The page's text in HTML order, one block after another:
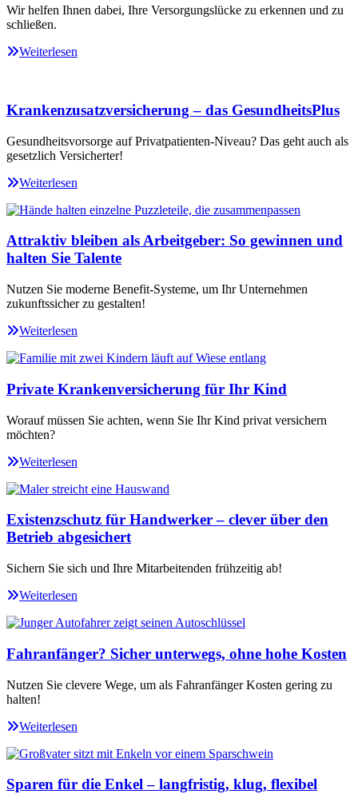
Wir helfen Ihnen dabei, Ihre Versorgungslücke zu erkennen und zu
schließen.
Weiterlesen
Krankenzusatzversicherung – das GesundheitsPlus
Gesundheitsvorsorge auf Privatpatienten-Niveau? Das geht auch als
gesetzlich Versicherter!
Weiterlesen
Attraktiv bleiben als Arbeitgeber: So gewinnen und
halten Sie Talente
Nutzen Sie moderne Benefit-Systeme, um Ihr Unternehmen
zukunftssicher zu gestalten!
Weiterlesen
Private Krankenversicherung für Ihr Kind
Worauf müssen Sie achten, wenn Sie Ihr Kind privat versichern
möchten?
Weiterlesen
Existenzschutz für Handwerker – clever über den
Betrieb abgesichert
Sichern Sie sich und Ihre Mitarbeitenden frühzeitig ab!
Weiterlesen
Fahranfänger? Sicher unterwegs, ohne hohe Kosten
Nutzen Sie clevere Wege, um als Fahranfänger Kosten gering zu
halten!
Weiterlesen
Sparen für die Enkel – langfristig, klug, flexibel